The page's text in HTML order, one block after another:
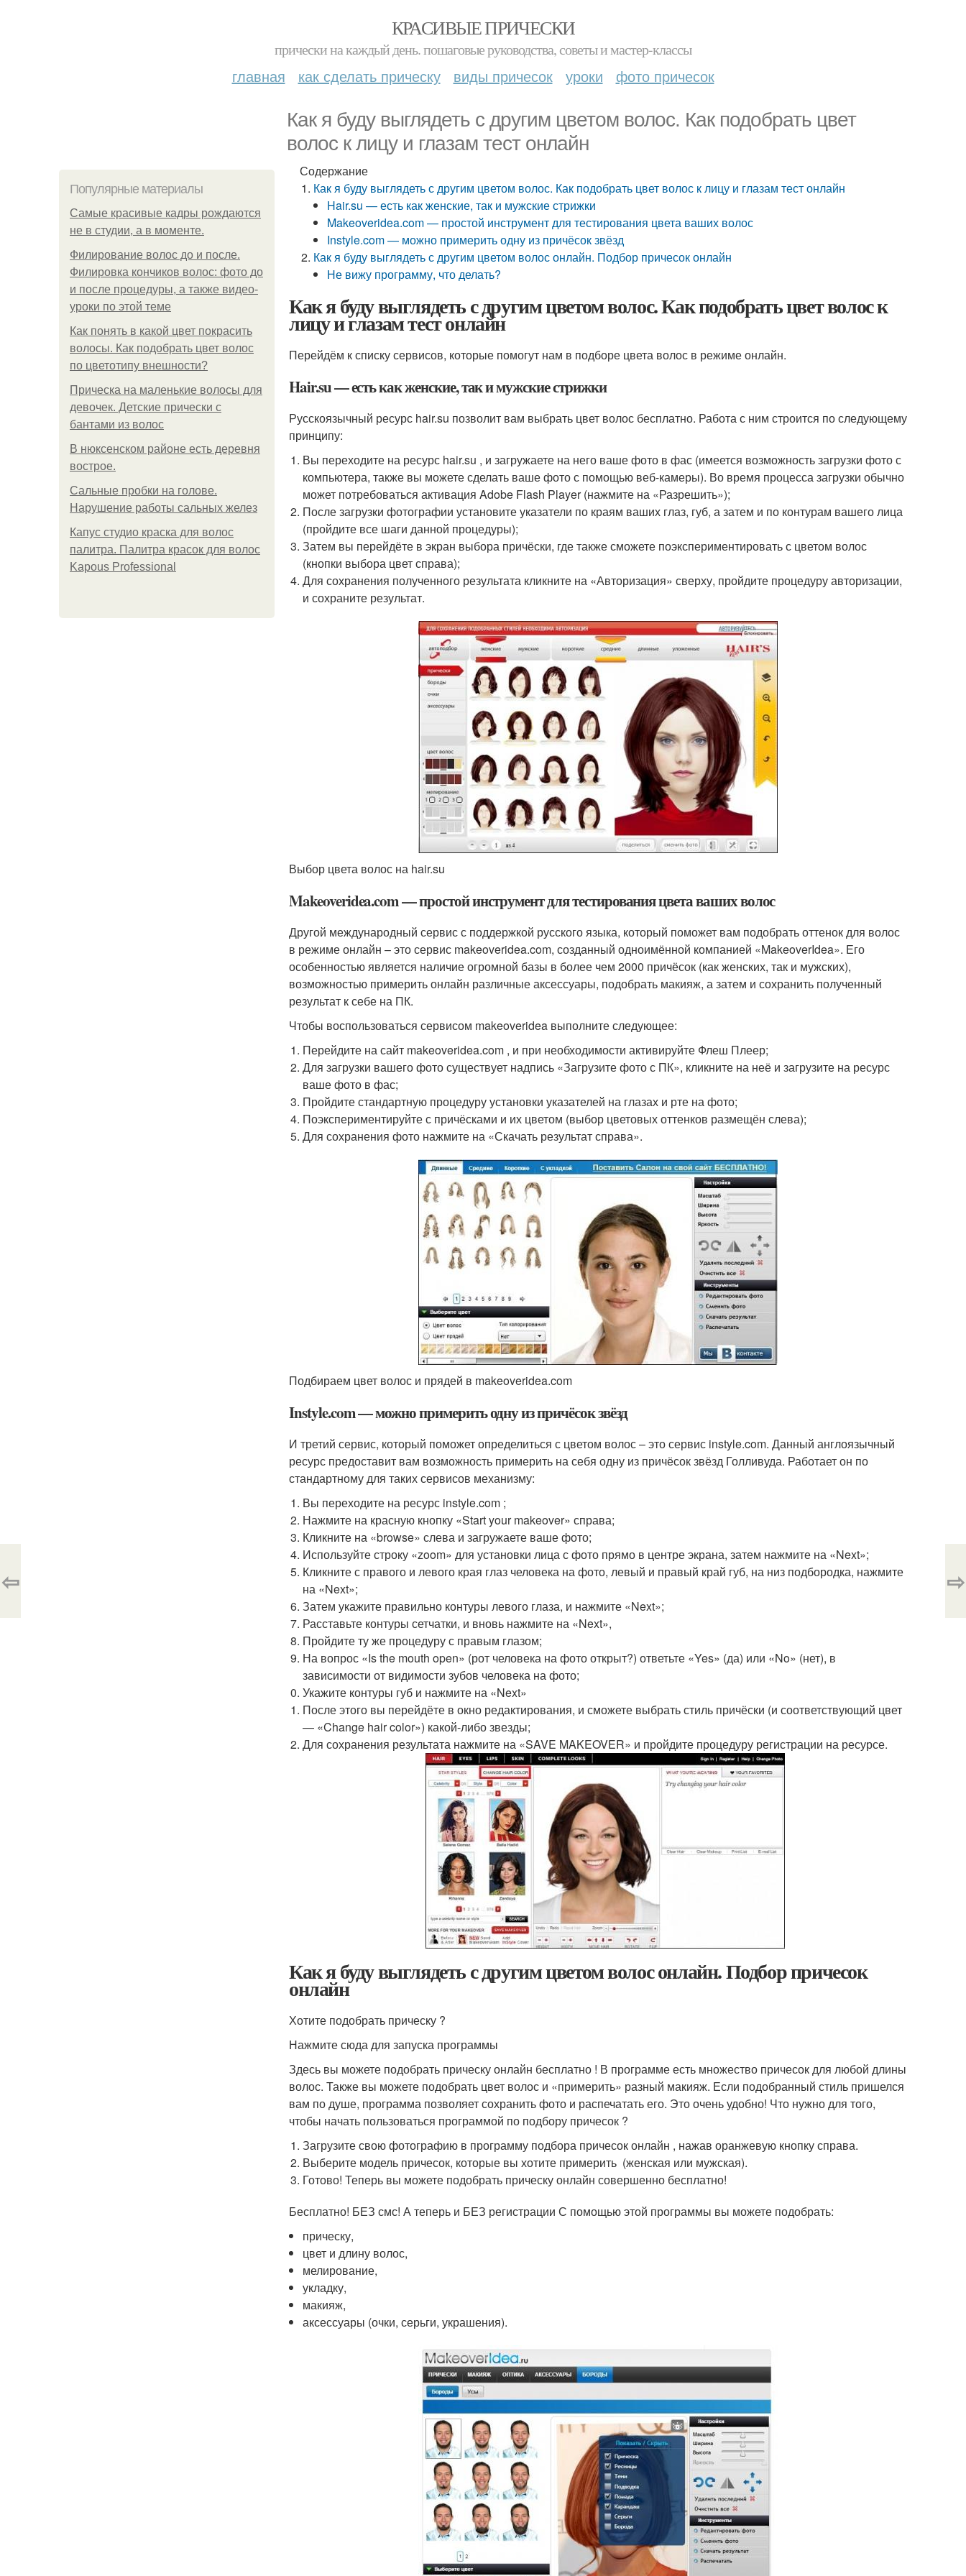
КРАСИВЫЕ ПРИЧЕСКИ
прически на каждый день. пошаговые руководства, советы и мастер-классы
главная как сделать прическу виды причесок уроки фото причесок
Как я буду выглядеть с другим цветом волос. Как подобрать цвет
волос к лицу и глазам тест онлайн
Популярные материалы
Самые красивые кадры рождаются
не в студии, а в моменте.
Филирование волос до и после.
Филировка кончиков волос: фото до
и после процедуры, а также видео-
уроки по этой теме
Как понять в какой цвет покрасить
волосы. Как подобрать цвет волос
по цветотипу внешности?
Прическа на маленькие волосы для
девочек. Детские прически с
бантами из волос
В нюксенском районе есть деревня
вострое.
Сальные пробки на голове.
Нарушение работы сальных желез
Капус студио краска для волос
палитра. Палитра красок для волос
Kapous Professional
Содержание
Как я буду выглядеть с другим цветом волос. Как подобрать цвет волос к лицу и глазам тест онлайн
Hair.su — есть как женские, так и мужские стрижки
Makeoveridea.com — простой инструмент для тестирования цвета ваших волос
Instyle.com — можно примерить одну из причёсок звёзд
Как я буду выглядеть с другим цветом волос онлайн. Подбор причесок онлайн
Не вижу программу, что делать?
Как я буду выглядеть с другим цветом волос. Как подобрать цвет волос к
лицу и глазам тест онлайн
Перейдём к списку сервисов, которые помогут нам в подборе цвета волос в режиме онлайн.
Hair.su — есть как женские, так и мужские стрижки
Русскоязычный ресурс hair.su позволит вам выбрать цвет волос бесплатно. Работа с ним строится по следующему
принципу:
Вы переходите на ресурс hair.su , и загружаете на него ваше фото в фас (имеется возможность загрузки фото с
компьютера, также вы можете сделать ваше фото с помощью веб-камеры). Во время процесса загрузки обычно
может потребоваться активация Adobe Flash Player (нажмите на «Разрешить»);
После загрузки фотографии установите указатели по краям ваших глаз, губ, а затем и по контурам вашего лица
(пройдите все шаги данной процедуры);
Затем вы перейдёте в экран выбора причёски, где также сможете поэкспериментировать с цветом волос
(кнопки выбора цвет справа);
Для сохранения полученного результата кликните на «Авторизация» сверху, пройдите процедуру авторизации,
и сохраните результат.
Выбор цвета волос на hair.su
Makeoveridea.com — простой инструмент для тестирования цвета ваших волос
Другой международный сервис с поддержкой русского языка, который поможет вам подобрать оттенок для волос
в режиме онлайн – это сервис makeoveridea.com, созданный одноимённой компанией «MakeoverIdea». Его
особенностью является наличие огромной базы в более чем 2000 причёсок (как женских, так и мужских),
возможностью примерить онлайн различные аксессуары, подобрать макияж, а затем и сохранить полученный
результат к себе на ПК.
Чтобы воспользоваться сервисом makeoveridea выполните следующее:
Перейдите на сайт makeoveridea.com , и при необходимости активируйте Флеш Плеер;
Для загрузки вашего фото существует надпись «Загрузите фото с ПК», кликните на неё и загрузите на ресурс
ваше фото в фас;
Пройдите стандартную процедуру установки указателей на глазах и рте на фото;
Поэкспериментируйте с причёсками и их цветом (выбор цветовых оттенков размещён слева);
Для сохранения фото нажмите на «Скачать результат справа».
Подбираем цвет волос и прядей в makeoveridea.com
Instyle.com — можно примерить одну из причёсок звёзд
И третий сервис, который поможет определиться с цветом волос – это сервис instyle.com. Данный англоязычный
ресурс предоставит вам возможность примерить на себя одну из причёсок звёзд Голливуда. Работает он по
стандартному для таких сервисов механизму:
Вы переходите на ресурс instyle.com ;
Нажмите на красную кнопку «Start your makeover» справа;
Кликните на «browse» слева и загружаете ваше фото;
Используйте строку «zoom» для установки лица с фото прямо в центре экрана, затем нажмите на «Next»;
Кликните с правого и левого края глаз человека на фото, левый и правый край губ, на низ подбородка, нажмите
на «Next»;
Затем укажите правильно контуры левого глаза, и нажмите «Next»;
Расставьте контуры сетчатки, и вновь нажмите на «Next»,
Пройдите ту же процедуру с правым глазом;
На вопрос «Is the mouth open» (рот человека на фото открыт?) ответьте «Yes» (да) или «No» (нет), в
зависимости от видимости зубов человека на фото;
Укажите контуры губ и нажмите на «Next»
После этого вы перейдёте в окно редактирования, и сможете выбрать стиль причёски (и соответствующий цвет
— «Change hair color») какой-либо звезды;
Для сохранения результата нажмите на «SAVE MAKEOVER» и пройдите процедуру регистрации на ресурсе.
Как я буду выглядеть с другим цветом волос онлайн. Подбор причесок
онлайн
Хотите подобрать прическу ?
Нажмите сюда для запуска программы
Здесь вы можете подобрать прическу онлайн бесплатно ! В программе есть множество причесок для любой длины
волос. Также вы можете подобрать цвет волос и «примерить» разный макияж. Если подобранный стиль пришелся
вам по душе, программа позволяет сохранить фото и распечатать его. Это очень удобно! Что нужно для того,
чтобы начать пользоваться программой по подбору причесок ?
Загрузите свою фотографию в программу подбора причесок онлайн , нажав оранжевую кнопку справа.
Выберите модель причесок, которые вы хотите примерить (женская или мужская).
Готово! Теперь вы можете подобрать прическу онлайн совершенно бесплатно!
Бесплатно! БЕЗ смс! А теперь и БЕЗ регистрации С помощью этой программы вы можете подобрать:
прическу,
цвет и длину волос,
мелирование,
укладку,
макияж,
аксессуары (очки, серьги, украшения).
⇦ ⇨